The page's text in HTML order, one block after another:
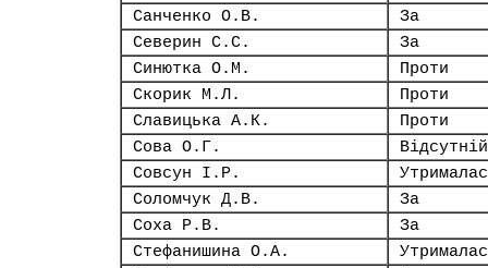
Санченко О.В.
За
Северин С.С.
За
Синютка О.М.
Проти
Скорик М.Л.
Проти
Славицька А.К.
Проти
Сова О.Г.
Відсутній
Совсун І.Р.
Соломчук Д.В.
За
Соха Р.В.
За
Стефанишина О.А.